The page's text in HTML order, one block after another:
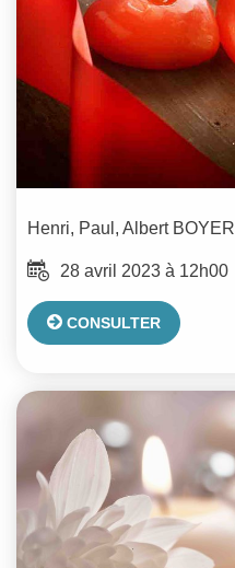
Henri, Paul, Albert BOYER
28 avril 2023 à 12h00
CONSULTER